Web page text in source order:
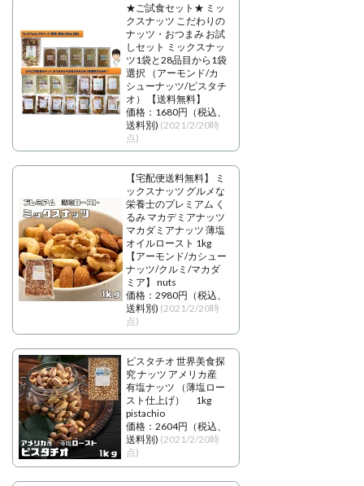
★ご試食セット★ ミッ
クスナッツ こだわりの
ナッツ・おつまみ お試
しセット ミックスナッ
ツ1袋と28品目から1袋
選択 （アーモンド/カ
シューナッツ/ピスタチ
オ） 【送料無料】
価格：1680円（税込、
送料別) (2021/2/20時
点)
【宅配便送料無料】 ミ
ックスナッツ グルメな
栄養士のプレミアム く
るみ マカデミアナッツ
マカダミアナッツ 薄塩
オイルロースト 1kg
【アーモンド/カシュー
ナッツ/クルミ/マカダ
ミア】 nuts
価格：2980円（税込、
送料別) (2021/2/20時
点)
ピスタチオ 世界美食探
究 ナッツ アメリカ産
有塩ナッツ （薄塩ロー
スト仕上げ） 1kg
pistachio
価格：2604円（税込、
送料別) (2021/2/20時
点)